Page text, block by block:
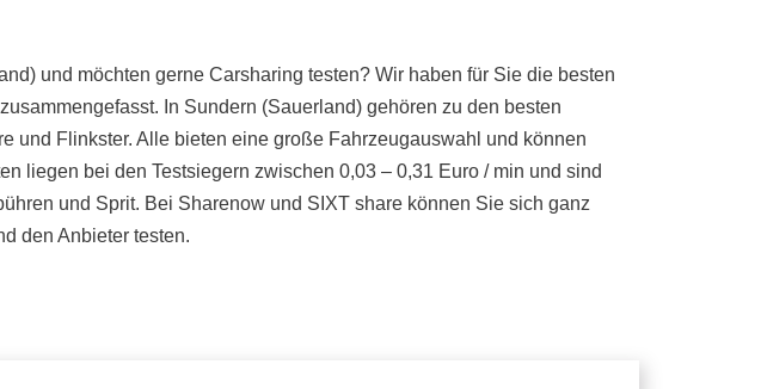
und möchten gerne Carsharing testen? Wir haben für Sie die besten
In Sundern (Sauerland) gehören zu den besten
und Flinkster. Alle bieten eine große Fahrzeugauswahl und können
liegen bei den Testsiegern zwischen 0,03 – 0,31 Euro / min und sind
und Sprit. Bei Sharenow und SIXT share können Sie sich ganz
den Anbieter testen.